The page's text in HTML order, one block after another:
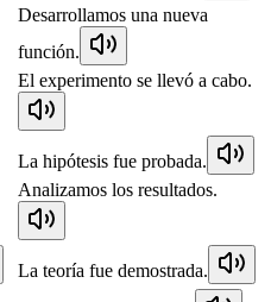
Desarrollamos una nueva
función.
El experimento se llevó a cabo.
La hipótesis fue probada.
Analizamos los resultados.
La teoría fue demostrada.